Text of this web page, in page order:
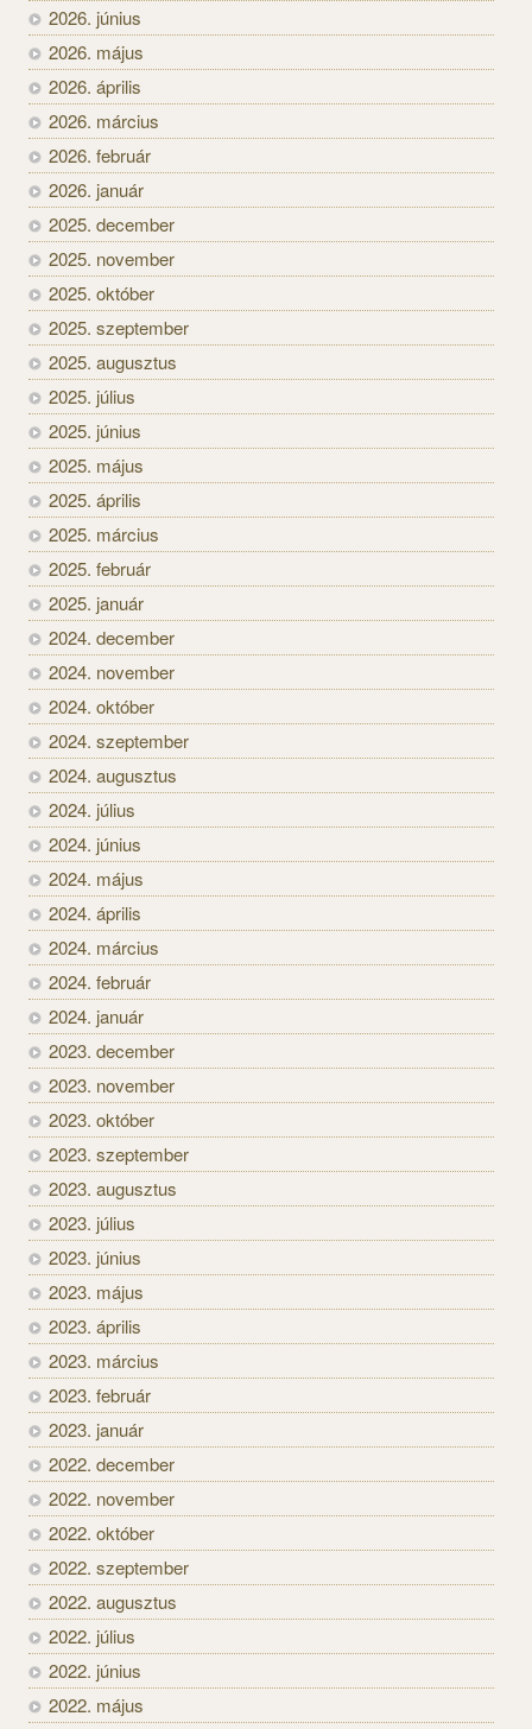
2026. június
2026. május
2026. április
2026. március
2026. február
2026. január
2025. december
2025. november
2025. október
2025. szeptember
2025. augusztus
2025. július
2025. június
2025. május
2025. április
2025. március
2025. február
2025. január
2024. december
2024. november
2024. október
2024. szeptember
2024. augusztus
2024. július
2024. június
2024. május
2024. április
2024. március
2024. február
2024. január
2023. december
2023. november
2023. október
2023. szeptember
2023. augusztus
2023. július
2023. június
2023. május
2023. április
2023. március
2023. február
2023. január
2022. december
2022. november
2022. október
2022. szeptember
2022. augusztus
2022. július
2022. június
2022. május